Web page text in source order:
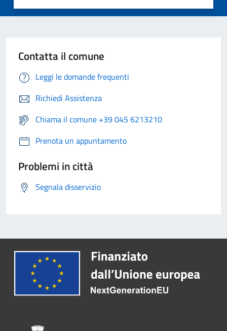
Contatta il comune
Leggi le domande frequenti
Richiedi Assistenza
Chiama il comune +39 045 6213210
Prenota un appuntamento
Problemi in città
Segnala disservizio